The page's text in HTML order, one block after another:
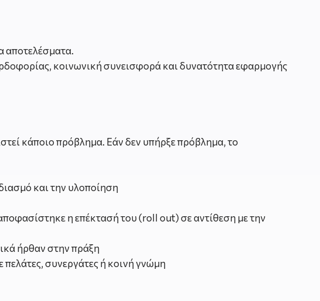
αποτελέσματα.
κοινωνική συνεισφορά και δυνατότητα εφαρμογής
κάποιο πρόβλημα. Εάν δεν υπήρξε πρόβλημα, το
και την υλοποίηση
η επέκτασή του (roll out) σε αντίθεση με την
ήρθαν στην πράξη
συνεργάτες ή κοινή γνώμη